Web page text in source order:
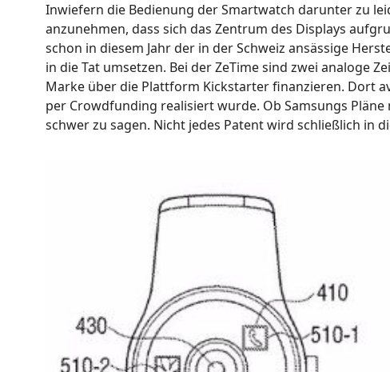
Inwiefern die Bedienung der Smartwatch darunter zu
anzunehmen, dass sich das Zentrum des Displays
schon in diesem Jahr der in der Schweiz ansässige
in die Tat umsetzen. Bei der ZeTime sind zwei analoge
Marke über die Plattform Kickstarter finanzieren. Dort
per Crowdfunding realisiert wurde. Ob Samsungs
schwer zu sagen. Nicht jedes Patent wird schließlich in